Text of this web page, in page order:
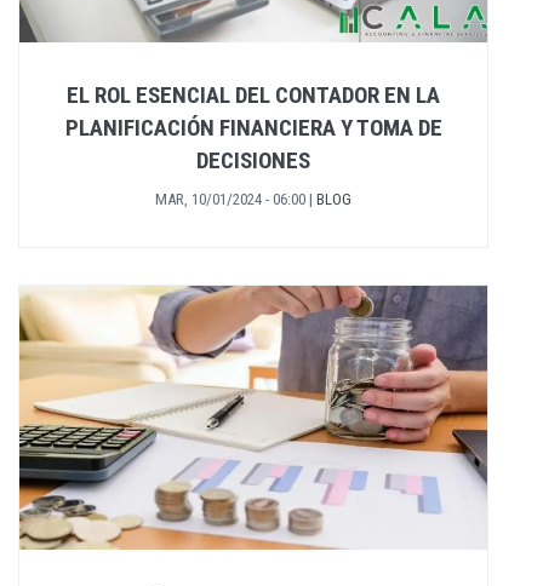
EL ROL ESENCIAL DEL CONTADOR EN LA
PLANIFICACIÓN FINANCIERA Y TOMA DE
DECISIONES
MAR, 10/01/2024 - 06:00 | BLOG